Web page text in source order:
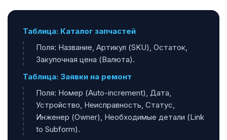
Таблица: Каталог запчастей
Поля: Название, Артикул (SKU), Остаток,
Закупочная цена (Валюта).
Таблица: Заявки на ремонт
Поля: Номер (Auto-increment), Дата,
Устройство, Неисправность, Статус,
Инженер (Owner), Необходимые детали (Link
to Subform).